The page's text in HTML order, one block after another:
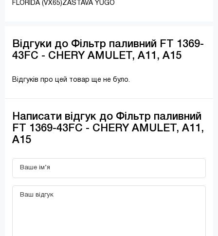
FLORIDA (VX65)ZASTAVA YUGO
Відгуки до Фільтр паливний FT 1369-
43FC - CHERY AMULET, A11, A15
Відгуків про цей товар ще не було.
Написати відгук до Фільтр паливний
FT 1369-43FC - CHERY AMULET, A11,
A15